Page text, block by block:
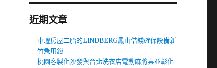
近期文章
中壢房屋二胎的LINDBERG鳳山借錢確保設備新
竹急用錢
桃園客製化沙發與台北洗衣店電動麻將桌並彰化